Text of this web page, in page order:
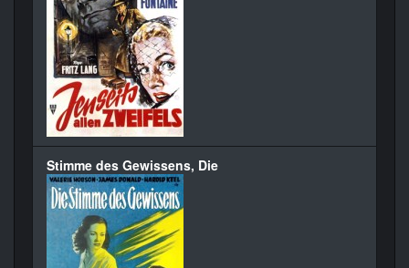
Stimme des Gewissens, Die